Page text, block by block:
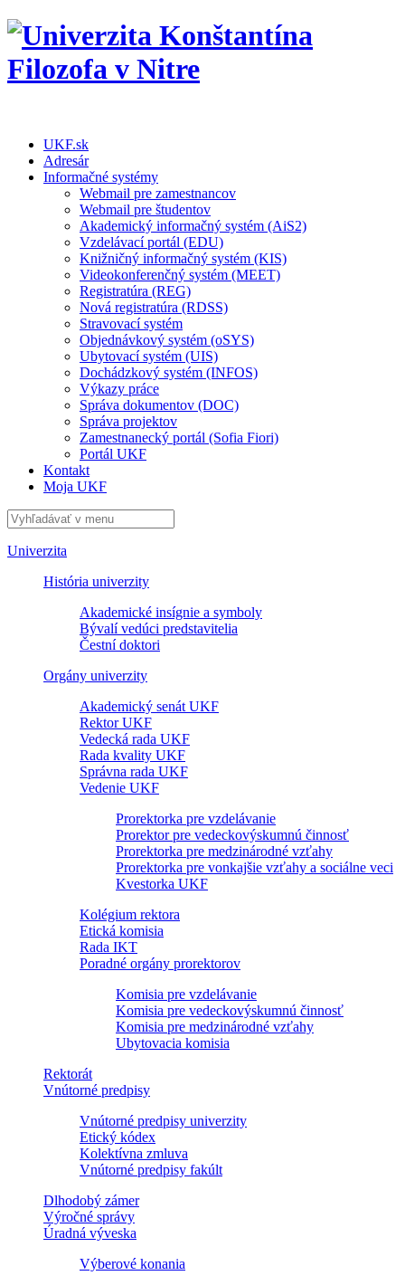
UKF.sk
Adresár
Informačné systémy
Webmail pre zamestnancov
Webmail pre študentov
Akademický informačný systém (AiS2)
Vzdelávací portál (EDU)
Knižničný informačný systém (KIS)
Videokonferenčný systém (MEET)
Registratúra (REG)
Nová registratúra (RDSS)
Stravovací systém
Objednávkový systém (oSYS)
Ubytovací systém (UIS)
Dochádzkový systém (INFOS)
Výkazy práce
Správa dokumentov (DOC)
Správa projektov
Zamestnanecký portál (Sofia Fiori)
Portál UKF
Kontakt
Moja UKF
Univerzita
História univerzity
Akademické insígnie a symboly
Bývalí vedúci predstavitelia
Čestní doktori
Orgány univerzity
Akademický senát UKF
Rektor UKF
Vedecká rada UKF
Rada kvality UKF
Správna rada UKF
Vedenie UKF
Prorektorka pre vzdelávanie
Prorektor pre vedeckovýskumnú činnosť
Prorektorka pre medzinárodné vzťahy
Prorektorka pre vonkajšie vzťahy a sociálne veci
Kvestorka UKF
Kolégium rektora
Etická komisia
Rada IKT
Poradné orgány prorektorov
Komisia pre vzdelávanie
Komisia pre vedeckovýskumnú činnosť
Komisia pre medzinárodné vzťahy
Ubytovacia komisia
Rektorát
Vnútorné predpisy
Vnútorné predpisy univerzity
Etický kódex
Kolektívna zmluva
Vnútorné predpisy fakúlt
Dlhodobý zámer
Výročné správy
Úradná výveska
Výberové konania